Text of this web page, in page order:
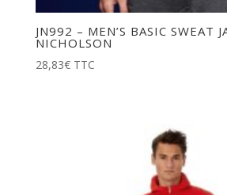
JN992 – MEN’S BASIC SWEAT
NICHOLSON
28,83€ TTC